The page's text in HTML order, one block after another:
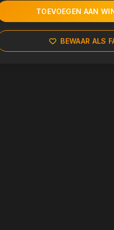
TOEVOEGEN AAN
BEWAAR ALS